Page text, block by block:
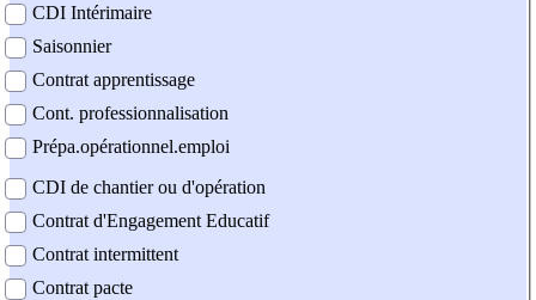
CDI Intérimaire
Saisonnier
Contrat apprentissage
Cont. professionnalisation
Prépa.opérationnel.emploi
CDI de chantier ou d'opération
Contrat d'Engagement Educatif
Contrat intermittent
Contrat pacte